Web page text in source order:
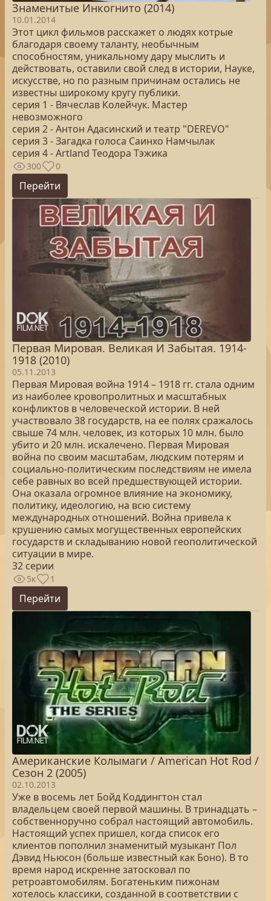
Знаменитые Инкогнито (2014)
10.01.2014
Этот цикл фильмов расскажет о людях котрые
благодаря своему таланту, необычным
способностям, уникальному дару мыслить и
действовать, оставили свой след в истории, Науке,
искусстве, но по разным причинам остались не
известны широкому кругу публики.
серия 1 - Вячеслав Колейчук. Мастер
невозможного
серия 2 - Антон Адасинский и театр "DEREVO"
серия 3 - Загадка голоса Саинхо Намчылак
серия 4 - Artland Теодора Тэжика
300 0
Перейти
Первая Мировая. Великая И Забытая. 1914-
1918 (2010)
05.11.2013
Первая Мировая война 1914 – 1918 гг. стала одним
из наиболее кровопролитных и масштабных
конфликтов в человеческой истории. В ней
участвовало 38 государств, на ее полях сражалось
свыше 74 млн. человек, из которых 10 млн. было
убито и 20 млн. искалечено. Первая Мировая
война по своим масштабам, людским потерям и
социально-политическим последствиям не имела
себе равных во всей предшествующей истории.
Она оказала огромное влияние на экономику,
политику, идеологию, на всю систему
международных отношений. Война привела к
крушению самых могущественных европейских
государств и складыванию новой геополитической
ситуации в мире.
32 серии
5к 1
Перейти
Американские Колымаги / American Hot Rod /
Сезон 2 (2005)
02.10.2013
Уже в восемь лет Бойд Коддингтон стал
владельцем своей первой машины. В тринадцать –
собственноручно собрал настоящий автомобиль.
Настоящий успех пришел, когда список его
клиентов пополнил знаменитый музыкант Пол
Дэвид Ньюсон (больше известный как Боно). В то
время народ искренне затосковал по
ретроавтомобилям. Богатеньким пижонам
хотелось классики, созданной в соответствии с